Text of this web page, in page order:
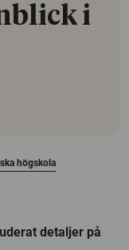
i
högskola
detaljer på